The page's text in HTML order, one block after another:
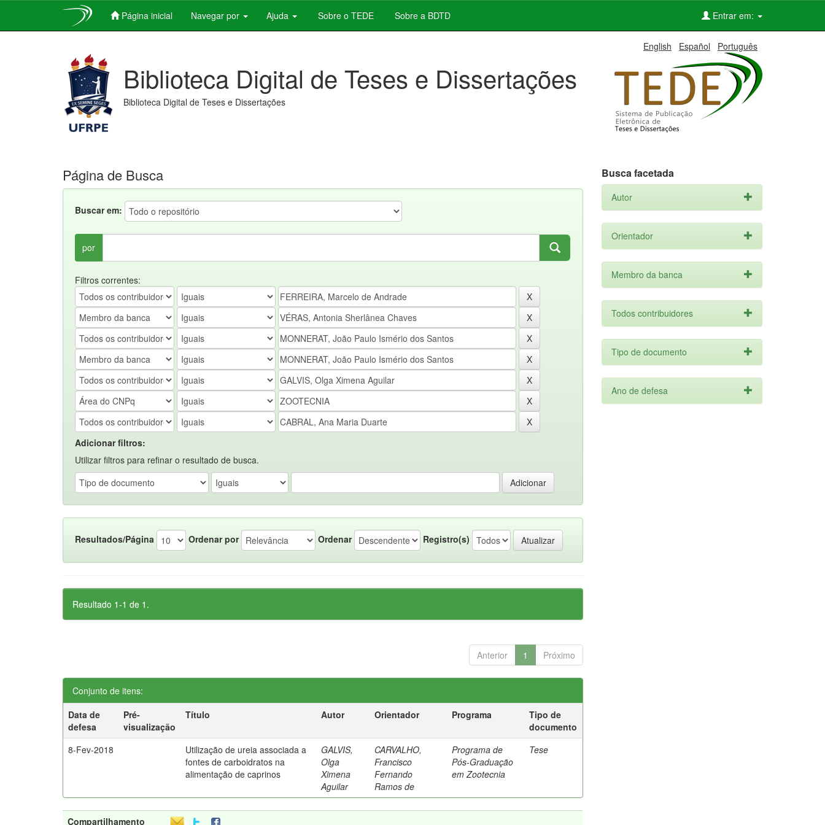
Página inicial Navegar por Ajuda Sobre o TEDE Sobre a BDTD Entrar em:
English Español Português
Biblioteca Digital de Teses e Dissertações
Biblioteca Digital de Teses e Dissertações
Página de Busca
Buscar em:
por
Filtros correntes:
Adicionar filtros:
Utilizar filtros para refinar o resultado de busca.
Resultados/Página Ordenar por Ordenar Registro(s)
Resultado 1-1 de 1.
Anterior 1 Próximo
Conjunto de itens:
Data de
defesa
Pré-
visualização
Título Autor Orientador Programa
Tipo de
documento
8-Fev-2018
Utilização de ureia associada a
fontes de carboidratos na
alimentação de caprinos
GALVIS,
Olga
Ximena
Aguilar
CARVALHO,
Francisco
Fernando
Ramos de
Programa de
Pós-Graduação
em Zootecnia
Tese
Compartilhamento
Busca facetada
Autor
Orientador
Membro da banca
Todos contribuidores
Tipo de documento
Ano de defesa